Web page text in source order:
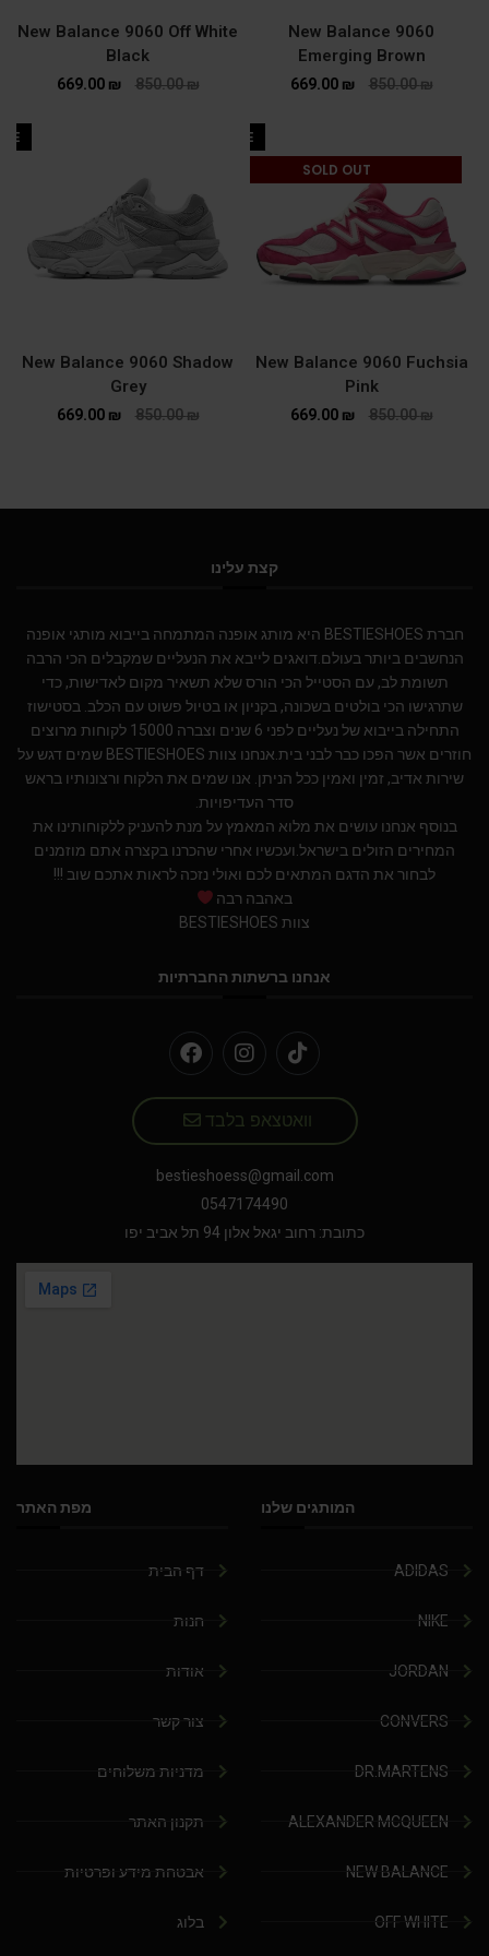
New Balance 9060
Emerging Brown
850.00₪
669.00 ₪
New Balance 9060 Off White
Black
850.00₪
669.00 ₪
SALE
SOLD OUT
New Balance 9060 Fuchsia
Pink
850.00₪
669.00 ₪
New Balance 9060 Shadow
Grey
850.00₪
669.00 ₪
קצת עלינו
חברת BESTIESHOES היא מותג אופנה המתמחה בייבוא מותגי אופנה
הנחשבים ביותר בעולם.דואגים לייבא את הנעליים שמקבלים הכי הרבה
תשומת לב, עם הסטייל הכי הורס שלא תשאיר מקום לאדישות, כדי
שתרגישו הכי בולטים בשכונה, בקניון או בטיול פשוט עם הכלב. בסטישוז
התחילה בייבוא של נעליים לפני 6 שנים וצברה 15000 לקוחות מרוצים
חוזרים אשר הפכו כבר לבני בית.אנחנו צוות BESTIESHOES שמים דגש על
שירות אדיב, זמין ואמין ככל הניתן. אנו שמים את הלקוח ורצונותיו בראש
סדר העדיפויות.
בנוסף אנחנו עושים את מלוא המאמץ על מנת להעניק ללקוחותינו את
המחירים הזולים בישראל.ועכשיו אחרי שהכרנו בקצרה אתם מוזמנים
לבחור את הדגם המתאים לכם ואולי נזכה לראות אתכם שוב !!!
באהבה רבה
צוות BESTIESHOES
אנחנו ברשתות החברתיות
וואטצאפ בלבד
bestieshoess@gmail.com
0547174490
כתובת: רחוב יגאל אלון 94 תל אביב יפו
המותגים שלנו
ADIDAS
NIKE
JORDAN
CONVERS
DR.MARTENS
ALEXANDER MCQUEEN
NEW BALANCE
OFF WHITE
מפת האתר
דף הבית
חנות
אודות
צור קשר
מדניות משלוחים
תקנון האתר
אבטחת מידע ופרטיות
בלוג